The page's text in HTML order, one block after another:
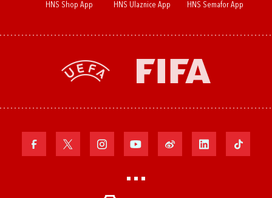
HNS Shop App HNS Ulaznice App HNS Semafor App